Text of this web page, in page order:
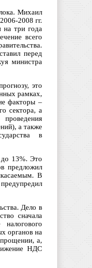
Михаил
2008 гг.
на три года
всего
перед
министра
это
рамках,
факторы –
сектора, а
а также
в
до 13%. Это
предложил
В
Дело в
сначала
органов на
а,
НДС